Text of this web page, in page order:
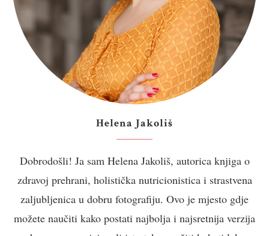
Helena Jakoliš
Dobrodošli! Ja sam Helena Jakoliš, autorica knjiga o
zdravoj prehrani, holistička nutricionistica i strastvena
zaljubljenica u dobru fotografiju. Ovo je mjesto gdje
možete naučiti kako postati najbolja i najsretnija verzija